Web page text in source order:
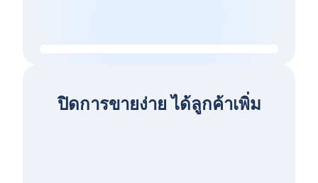
ปิดการขายง่าย ได้ลูกค้าเพิ่ม